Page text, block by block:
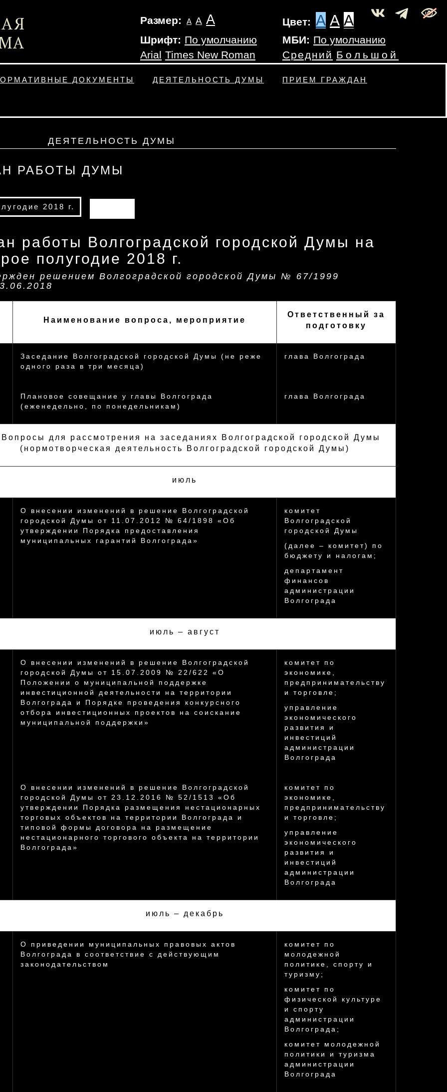
Размер: А А А Цвет: A A A
Шрифт: По умолчанию
Arial Times New Roman
МБИ: По умолчанию
Средний Большой
ДОКУМЕНТЫ ДЕЯТЕЛЬНОСТЬ ДУМЫ ПРИЕМ ГРАЖДАН
ДЕЯТЕЛЬНОСТЬ ДУМЫ
РАБОТЫ ДУМЫ
2018 г.
работы Волгоградской городской Думы на
полугодие 2018 г.
решением Волгоградской городской Думы № 67/1999
Наименование вопроса, мероприятие
Ответственный за
подготовку
Заседание Волгоградской городской Думы (не реже
одного раза в три месяца)
глава Волгограда
Плановое совещание у главы Волгограда
(еженедельно, по понедельникам)
глава Волгограда
для рассмотрения на заседаниях Волгоградской городской Думы
(нормотворческая деятельность Волгоградской городской Думы)
июль
О внесении изменений в решение Волгоградской
городской Думы от 11.07.2012 № 64/1898 «Об
утверждении Порядка предоставления
муниципальных гарантий Волгограда»
комитет
Волгоградской
городской Думы
(далее – комитет) по
бюджету и налогам;
департамент
финансов
администрации
Волгограда
июль – август
О внесении изменений в решение Волгоградской
городской Думы от 15.07.2009 № 22/622 «О
Положении о муниципальной поддержке
инвестиционной деятельности на территории
Волгограда и Порядке проведения конкурсного
отбора инвестиционных проектов на соискание
муниципальной поддержки»
комитет по
экономике,
предпринимательству
и торговле;
управление
экономического
развития и
инвестиций
администрации
Волгограда
О внесении изменений в решение Волгоградской
городской Думы от 23.12.2016 № 52/1513 «Об
утверждении Порядка размещения нестационарных
торговых объектов на территории Волгограда и
типовой формы договора на размещение
нестационарного торгового объекта на территории
Волгограда»
комитет по
экономике,
предпринимательству
и торговле;
управление
экономического
развития и
инвестиций
администрации
Волгограда
июль – декабрь
О приведении муниципальных правовых актов
Волгограда в соответствие с действующим
законодательством
комитет по
молодежной
политике, спорту и
туризму;
комитет по
физической культуре
и спорту
администрации
Волгограда;
комитет молодежной
политики и туризма
администрации
Волгограда